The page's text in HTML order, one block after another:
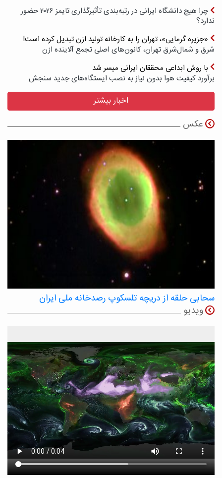
چرا هیچ دانشگاه ایرانی در رتبه‌بندی تأثیرگذاری تایمز ۲۰۲۶ حضور
ندارد؟
«جزیره گرمایی»، تهران را به کارخانه تولید ازن تبدیل کرده است!
شرق و شمال‌شرق تهران، کانون‌های اصلی تجمع آلاینده ازن
با روش ابداعی محققان ایرانی میسر شد
برآورد کیفیت هوا بدون نیاز به نصب ایستگاه‌های جدید سنجش
اخبار بیشتر
عکس
سحابی حلقه از دریچه تلسکوپ رصدخانه ملی ایران
ویدیو